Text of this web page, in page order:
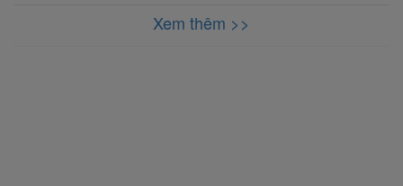
Xem thêm >>